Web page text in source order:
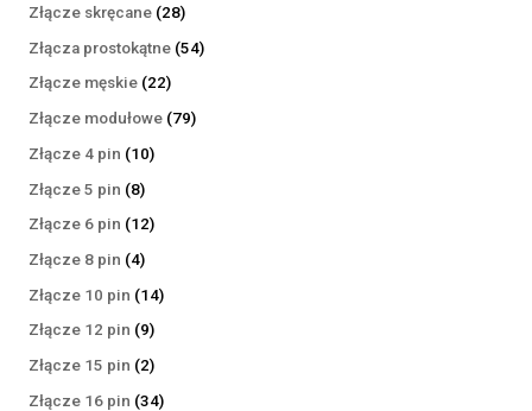
Złącze skręcane 2828
produktów
Złącza prostokątne 5454
Złącze męskie 2222
produkty
Złącze modułowe 7979
Złącze 4 pin 1010
Złącze 5 pin 88
produktów
Złącze 6 pin 1212
Złącze 8 pin 44
produkty
Złącze 10 pin 1414
Złącze 12 pin 99
produktów
Złącze 15 pin 22
produkty
Złącze 16 pin 3434